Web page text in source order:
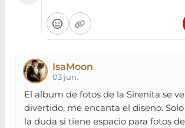
IsaMoon
03 jun.
El album de fotos de la Sirenita se
divertido, me encanta el diseno.
la duda si tiene espacio para fotos